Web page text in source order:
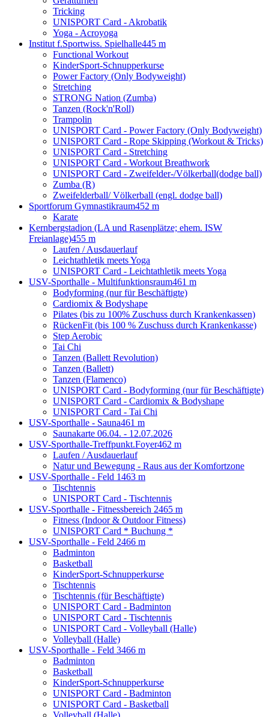
Tricking
UNISPORT Card - Akrobatik
Yoga - Acroyoga
Institut f.Sportwiss. Spielhalle445 m
Functional Workout
KinderSport-Schnupperkurse
Power Factory (Only Bodyweight)
Stretching
STRONG Nation (Zumba)
Tanzen (Rock'n'Roll)
Trampolin
UNISPORT Card - Power Factory (Only Bodyweight)
UNISPORT Card - Rope Skipping (Workout & Tricks)
UNISPORT Card - Stretching
UNISPORT Card - Workout Breathwork
UNISPORT Card - Zweifelder-/Völkerball(dodge ball)
Zumba (R)
Zweifelderball/ Völkerball (engl. dodge ball)
Sportforum Gymnastikraum452 m
Karate
Kernbergstadion (LA und Rasenplätze; ehem. ISW
Freianlage)455 m
Laufen / Ausdauerlauf
Leichtathletik meets Yoga
UNISPORT Card - Leichtathletik meets Yoga
USV-Sporthalle - Multifunktionsraum461 m
Bodyforming (nur für Beschäftigte)
Cardiomix & Bodyshape
Pilates (bis zu 100% Zuschuss durch Krankenkassen)
RückenFit (bis 100 % Zuschuss durch Krankenkasse)
Step Aerobic
Tai Chi
Tanzen (Ballett Revolution)
Tanzen (Ballett)
Tanzen (Flamenco)
UNISPORT Card - Bodyforming (nur für Beschäftigte)
UNISPORT Card - Cardiomix & Bodyshape
UNISPORT Card - Tai Chi
USV-Sporthalle - Sauna461 m
Saunakarte 06.04. - 12.07.2026
USV-Sporthalle-Treffpunkt.Foyer462 m
Laufen / Ausdauerlauf
Natur und Bewegung - Raus aus der Komfortzone
USV-Sporthalle - Feld 1463 m
Tischtennis
UNISPORT Card - Tischtennis
USV-Sporthalle - Fitnessbereich 2465 m
Fitness (Indoor & Outdoor Fitness)
UNISPORT Card * Buchung *
USV-Sporthalle - Feld 2466 m
Badminton
Basketball
KinderSport-Schnupperkurse
Tischtennis
Tischtennis (für Beschäftigte)
UNISPORT Card - Badminton
UNISPORT Card - Tischtennis
UNISPORT Card - Volleyball (Halle)
Volleyball (Halle)
USV-Sporthalle - Feld 3466 m
Badminton
Basketball
KinderSport-Schnupperkurse
UNISPORT Card - Badminton
UNISPORT Card - Basketball
Volleyball (Halle)